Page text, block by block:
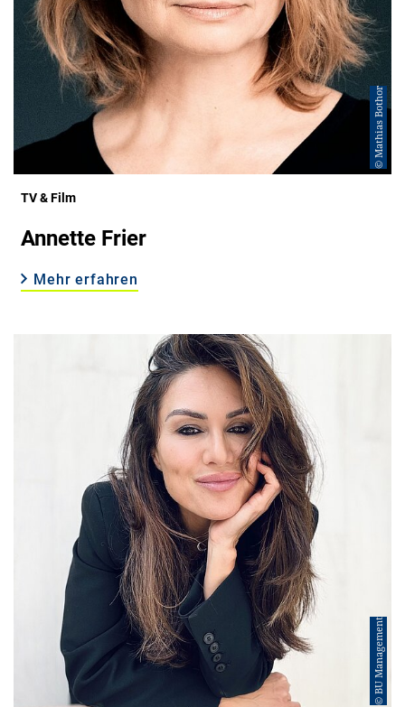
© Mathias Bothor
TV & Film
Annette Frier
Mehr erfahren
© BU Management